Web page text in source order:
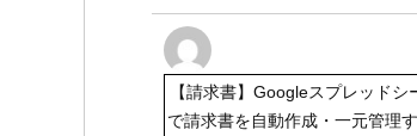
【請求書】Googleスプレッドシ
で請求書を自動作成・一元管理